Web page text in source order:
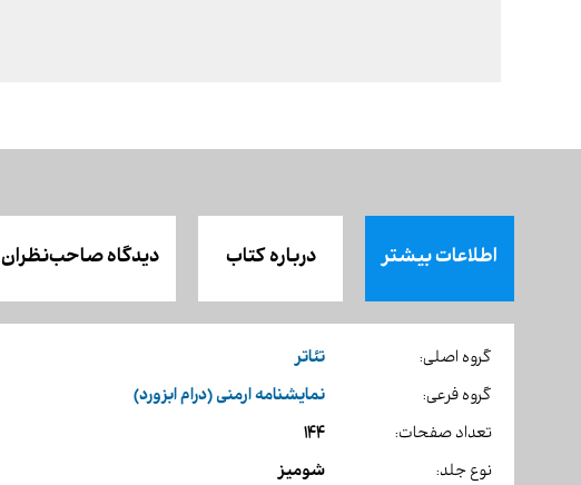
اطلاعات بیشتر درباره کتاب دیدگاه صاحب‌نظران
گروه اصلی: تئاتر
گروه فرعی: نمایشنامه ارمنی (درام ابزورد)
تعداد صفحات: 144
نوع جلد: شومیز